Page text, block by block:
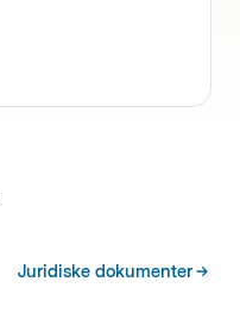
Juridiske dokumenter